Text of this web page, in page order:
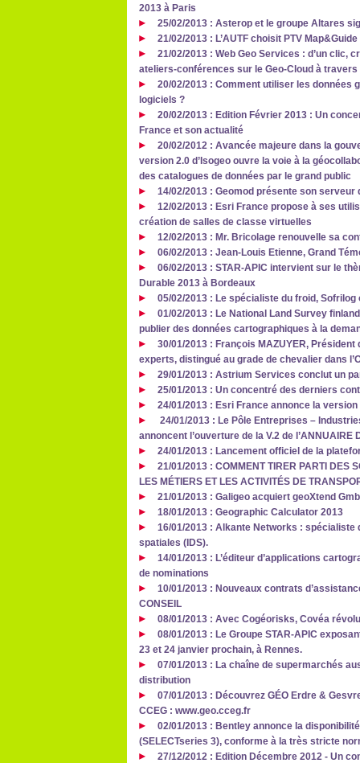
2013 à Paris
25/02/2013 : Asterop et le groupe Altares
21/02/2013 : L’AUTF choisit PTV
21/02/2013 : Web Geo Services : d’un
ateliers-conférences sur le Geo-Cloud à travers
20/02/2013 : Comment utiliser les données
logiciels ?
20/02/2013 : Edition Février 2013 : Un
France et son actualité
20/02/2012 : Avancée majeure dans la
version 2.0 d’Isogeo ouvre la voie à la
des catalogues de données par le grand public
14/02/2013 : Geomod présente son serveur
12/02/2013 : Esri France propose à ses
création de salles de classe virtuelles
12/02/2013 : Mr. Bricolage renouvelle sa
06/02/2013 : Jean-Louis Etienne, Grand
06/02/2013 : STAR-APIC intervient sur le
Durable 2013 à Bordeaux
05/02/2013 : Le spécialiste du froid,
01/02/2013 : Le National Land Survey
publier des données cartographiques à la
30/01/2013 : François MAZUYER,
experts, distingué au grade de chevalier dans
29/01/2013 : Astrium Services conclut un
25/01/2013 : Un concentré des derniers
24/01/2013 : Esri France annonce la version
24/01/2013 : Le Pôle Entreprises –
annoncent l’ouverture de la V.2 de l’ANNUAIRE
24/01/2013 : Lancement officiel de la
21/01/2013 : COMMENT TIRER PARTI DES
LES MÉTIERS ET LES ACTIVITÉS DE
21/01/2013 : Galigeo acquiert geoXtend
18/01/2013 : Geographic Calculator 2013
16/01/2013 : Alkante Networks : spécialiste
spatiales (IDS).
14/01/2013 : L’éditeur d’applications
de nominations
10/01/2013 : Nouveaux contrats
CONSEIL
08/01/2013 : Avec Cogéorisks, Covéa
08/01/2013 : Le Groupe STAR-APIC
23 et 24 janvier prochain, à Rennes.
07/01/2013 : La chaîne de supermarchés
distribution
07/01/2013 : Découvrez GÉO Erdre &
CCEG : www.geo.cceg.fr
02/01/2013 : Bentley annonce la
(SELECTseries 3), conforme à la très stricte
27/12/2012 : Edition Décembre 2012 - Un